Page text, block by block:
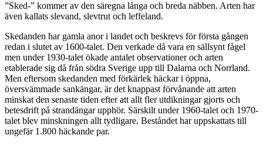
”Sked-” kommer av den säregna långa och breda näbben. Arten har
även kallats slevand, slevtrut och leffeland.
Skedanden har gamla anor i landet och beskrevs för första gången
redan i slutet av 1600-talet. Den verkade då vara en sällsynt fågel
men under 1930-talet ökade antalet observationer och arten
etablerade sig då från södra Sverige upp till Dalarna och Norrland.
Men eftersom skedanden med förkärlek häckar i öppna,
översvämmade sankängar, är det knappast förvånande att arten
minskat den senaste tiden efter att allt fler utdikningar gjorts och
betesdrift på strandängar upphör. Särskilt under 1960-talet och 1970-
talet blev minskningen allt tydligare. Beståndet har uppskattats till
ungefär 1.800 häckande par.